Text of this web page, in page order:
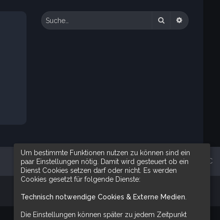
Suche Erweiterte
Alle Zeiten sind UTC
Um bestimmte Funktionen nutzen zu können sind ein
paar Einstellungen nötig. Damit wird gesteuert ob ein
Dienst Cookies setzen darf oder nicht. Es werden
Cookies gesetzt für folgende Dienste:
Technisch notwendige Cookies & Externe Medien
Die Einstellungen können später zu jedem Zeitpunkt